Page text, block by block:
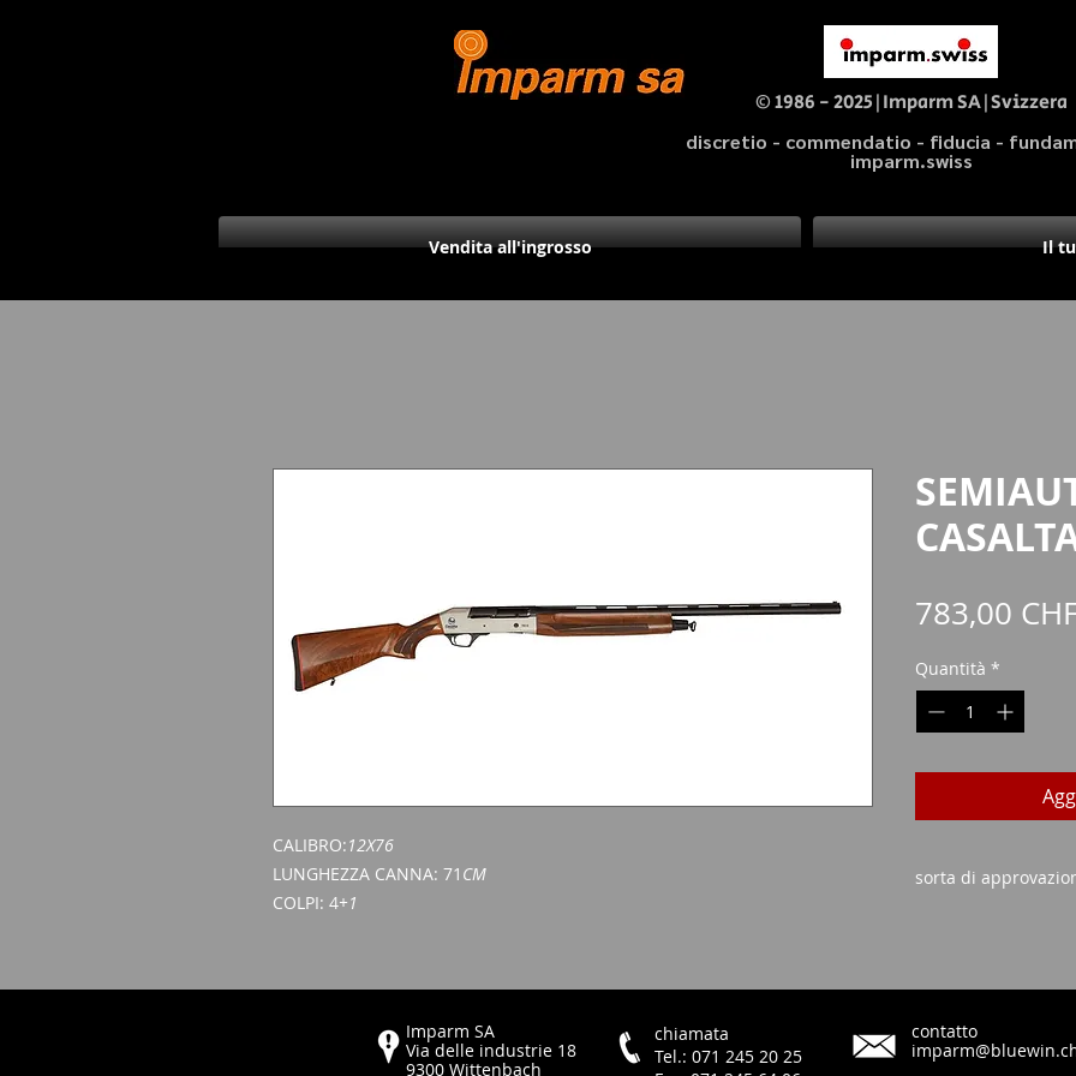
© 1986 - 2025|Imparm SA|Svizzera
discretio - commendatio - fiducia -
imparm.swiss
Vendita all'ingrosso Il
CALIBRO:12X76
LUNGHEZZA CANNA: 71 CM
COLPI: 4+1
783,00
Quantità *
sorta di
Imparm SA
Via delle industrie 18
9300 Wittenbach
chiamata
Tel.: 071 245 20 25
contatto